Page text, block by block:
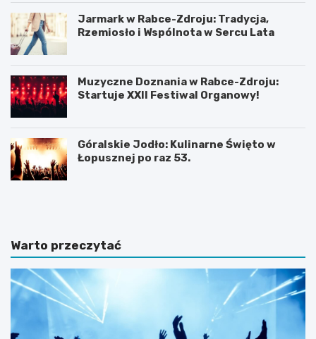
Jarmark w Rabce-Zdroju: Tradycja,
Rzemiosło i Wspólnota w Sercu Lata
Muzyczne Doznania w Rabce-Zdroju:
Startuje XXII Festiwal Organowy!
Góralskie Jodło: Kulinarne Święto w
Łopusznej po raz 53.
P
D
u
b
a
j
P
w
S
z
t
Warto przeczytać